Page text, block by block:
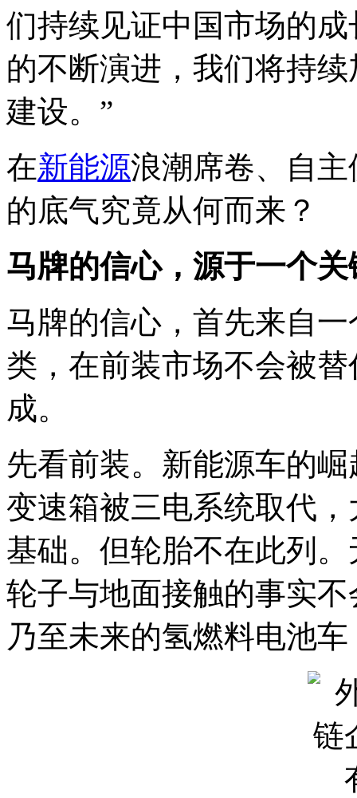
们持续见证中国市场的
的不断演进，我们将持
建设。”
在新能源浪潮席卷、自
的底气究竟从何而来？
马牌的信心，源于一个关
马牌的信心，首先来自
类，在前装市场不会被
成。
先看前装。新能源车的
变速箱被三电系统取代
基础。但轮胎不在此列
轮子与地面接触的事实
乃至未来的氢燃料电池